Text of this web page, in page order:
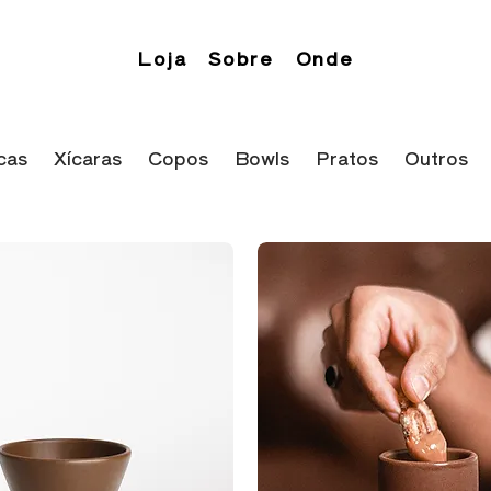
Loja Sobre Onde
Xícaras Copos Bowls Pratos Outros